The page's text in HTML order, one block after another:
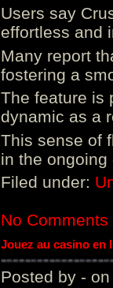
Users say
effortless and
Many report
fostering a
The feature is
dynamic as a
This sense of
in the ongoing
Filed under:
No Comments
Jouez au casino en
Posted by - on